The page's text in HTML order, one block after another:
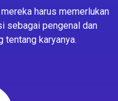
harus memerlukan
sebagai pengenal dan
tentang karyanya.